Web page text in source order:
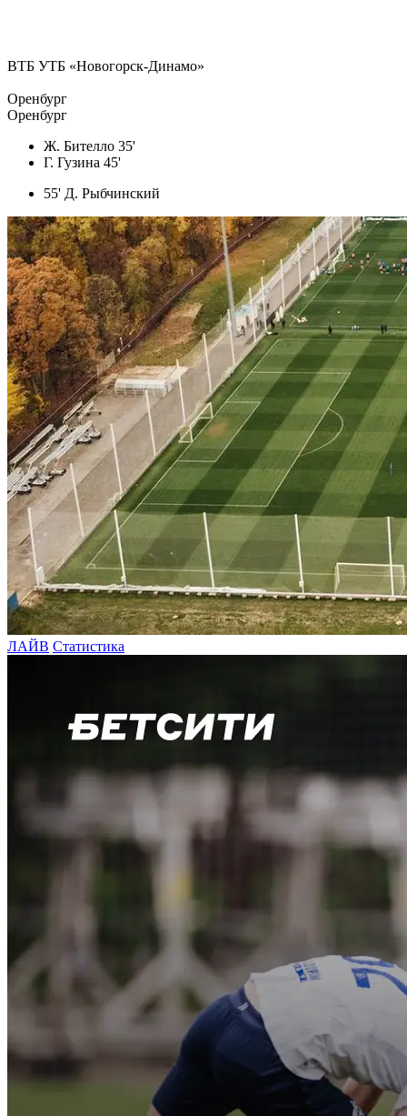
ВТБ УТБ «Новогорск-Динамо»
Оренбург
Оренбург
Ж. Бителло 35'
Г. Гузина 45'
55' Д. Рыбчинский
ЛАЙВ Статистика